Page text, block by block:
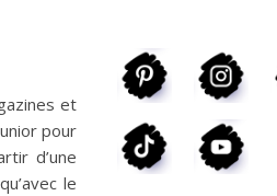
et
pour
d’une
le